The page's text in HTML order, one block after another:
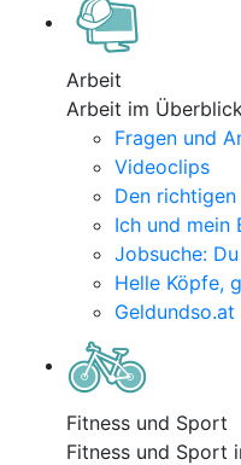
Arbeit
Arbeit im
Fragen und
Videoclips
Den
Ich und mein
Jobsuche:
Helle Köpfe,
Geldundso.at
Fitness und Sport
Fitness und Sport